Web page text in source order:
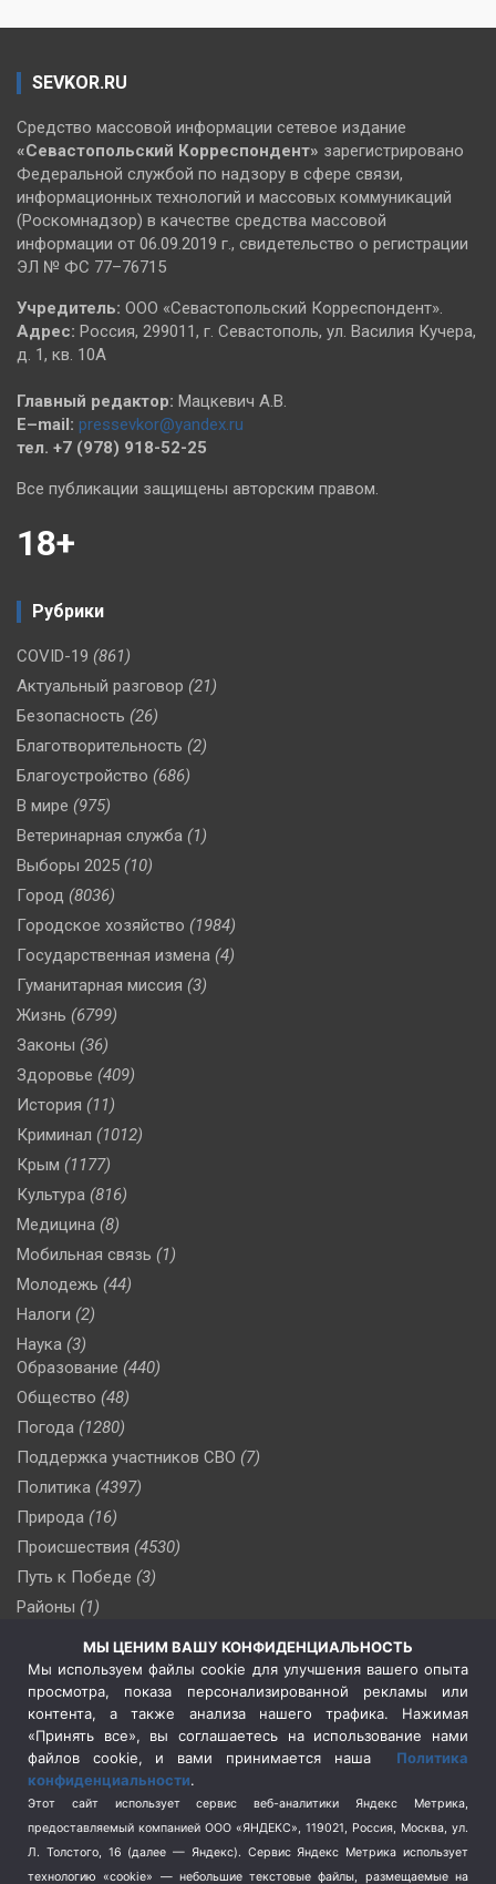
SEVKOR.RU
Средство массовой информации сетевое издание
«Севастопольский Корреспондент» зарегистрировано
Федеральной службой по надзору в сфере связи,
информационных технологий и массовых коммуникаций
(Роскомнадзор) в качестве средства массовой
информации от 06.09.2019 г., свидетельство о регистрации
ЭЛ № ФС 77–76715
Учредитель: ООО «Севастопольский Корреспондент».
Адрес: Россия, 299011, г. Севастополь, ул. Василия Кучера,
д. 1, кв. 10А
Главный редактор: Мацкевич А.В.
E–mail: pressevkor@yandex.ru
тел. +7 (978) 918-52-25
Все публикации защищены авторским правом.
18+
Рубрики
COVID-19 (861)
Актуальный разговор (21)
Безопасность (26)
Благотворительность (2)
Благоустройство (686)
В мире (975)
Ветеринарная служба (1)
Выборы 2025 (10)
Город (8036)
Городское хозяйство (1984)
Государственная измена (4)
Гуманитарная миссия (3)
Жизнь (6799)
Законы (36)
Здоровье (409)
История (11)
Криминал (1012)
Крым (1177)
Культура (816)
Медицина (8)
Мобильная связь (1)
Молодежь (44)
Налоги (2)
Наука (3)
Образование (440)
Общество (48)
Погода (1280)
Поддержка участников СВО (7)
Политика (4397)
Природа (16)
Происшествия (4530)
Путь к Победе (3)
Районы (1)
(510)
Сельское хозяйство (3)
Социальная политика
(3)
Спецоперация в Украине
Спецоперация на Украине
(404)
Спорт (740)
Терроризм (1)
Транспорт (262)
МЫ ЦЕНИМ ВАШУ КОНФИДЕНЦИАЛЬНОСТЬ
Мы используем файлы cookie для улучшения вашего опыта
просмотра, показа персонализированной рекламы или
контента, а также анализа нашего трафика. Нажимая
«Принять все», вы соглашаетесь на использование нами
файлов cookie, и вами принимается наша Политика
конфиденциальности.
Этот сайт использует сервис веб-аналитики Яндекс Метрика,
предоставляемый компанией ООО «ЯНДЕКС», 119021, Россия, Москва, ул.
Л. Толстого, 16 (далее — Яндекс). Сервис Яндекс Метрика использует
технологию «cookie» — небольшие текстовые файлы, размещаемые на